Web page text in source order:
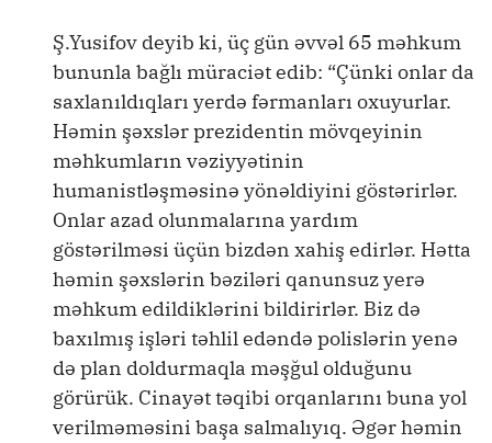
Ş.Yusifov deyib ki, üç gün əvvəl 65 məhkum
bununla bağlı müraciət edib: “Çünki onlar da
saxlanıldıqları yerdə fərmanları oxuyurlar.
Həmin şəxslər prezidentin mövqeyinin
məhkumların vəziyyətinin
humanistləşməsinə yönəldiyini göstərirlər.
Onlar azad olunmalarına yardım
göstərilməsi üçün bizdən xahiş edirlər. Hətta
həmin şəxslərin bəziləri qanunsuz yerə
məhkum edildiklərini bildirirlər. Biz də
baxılmış işləri təhlil edəndə polislərin yenə
də plan doldurmaqla məşğul olduğunu
görürük. Cinayət təqibi orqanlarını buna yol
verilməməsini başa salmalıyıq. Əgər həmin